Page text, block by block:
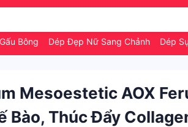
Gấu Bông Dép Đẹp Nữ Sang Chảnh Dép
Mesoestetic AOX
Bào, Thúc Đẩy